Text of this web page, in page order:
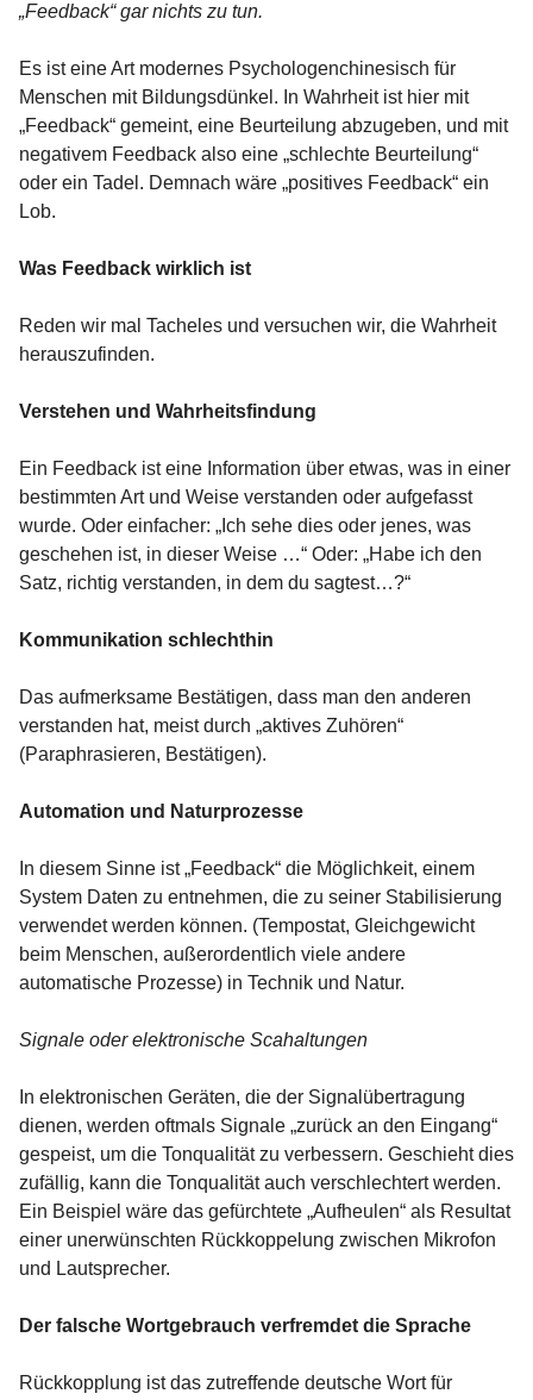
„Feedback“ gar nichts zu tun.
Es ist eine Art modernes Psychologenchinesisch für
Menschen mit Bildungsdünkel. In Wahrheit ist hier mit
„Feedback“ gemeint, eine Beurteilung abzugeben, und mit
negativem Feedback also eine „schlechte Beurteilung“
oder ein Tadel. Demnach wäre „positives Feedback“ ein
Lob.
Was Feedback wirklich ist
Reden wir mal Tacheles und versuchen wir, die Wahrheit
herauszufinden.
Verstehen und Wahrheitsfindung
Ein Feedback ist eine Information über etwas, was in einer
bestimmten Art und Weise verstanden oder aufgefasst
wurde. Oder einfacher: „Ich sehe dies oder jenes, was
geschehen ist, in dieser Weise …“ Oder: „Habe ich den
Satz, richtig verstanden, in dem du sagtest…?“
Kommunikation schlechthin
Das aufmerksame Bestätigen, dass man den anderen
verstanden hat, meist durch „aktives Zuhören“
(Paraphrasieren, Bestätigen).
Automation und Naturprozesse
In diesem Sinne ist „Feedback“ die Möglichkeit, einem
System Daten zu entnehmen, die zu seiner Stabilisierung
verwendet werden können. (Tempostat, Gleichgewicht
beim Menschen, außerordentlich viele andere
automatische Prozesse) in Technik und Natur.
Signale oder elektronische Scahaltungen
In elektronischen Geräten, die der Signalübertragung
dienen, werden oftmals Signale „zurück an den Eingang“
gespeist, um die Tonqualität zu verbessern. Geschieht dies
zufällig, kann die Tonqualität auch verschlechtert werden.
Ein Beispiel wäre das gefürchtete „Aufheulen“ als Resultat
einer unerwünschten Rückkoppelung zwischen Mikrofon
und Lautsprecher.
Der falsche Wortgebrauch verfremdet die Sprache
Rückkopplung ist das zutreffende deutsche Wort für